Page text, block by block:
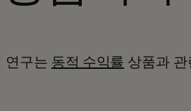
연구는 동적 수익률 상품과